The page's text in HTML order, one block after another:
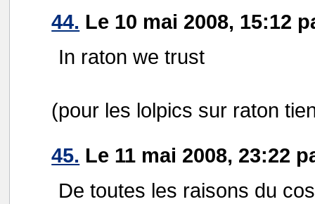
44. Le 10 mai 2008, 15:12
In raton we trust
(pour les lolpics sur raton
45. Le 11 mai 2008, 23:22
De toutes les raisons du